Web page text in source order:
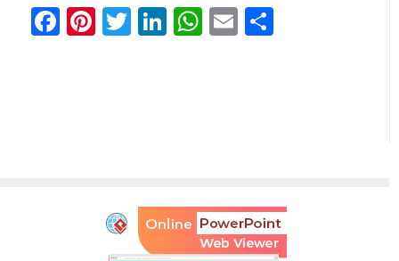
Facebook
Pinterest
Twitter
LinkedIn
WhatsApp
Email